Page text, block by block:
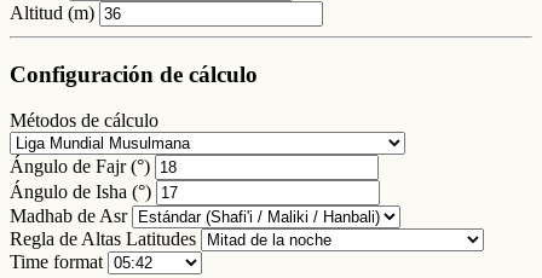
Altitud (m)
Configuración de cálculo
Métodos de cálculo
Ángulo de Fajr (°)
Ángulo de Isha (°)
Madhab de Asr
Regla de Altas Latitudes
Time format